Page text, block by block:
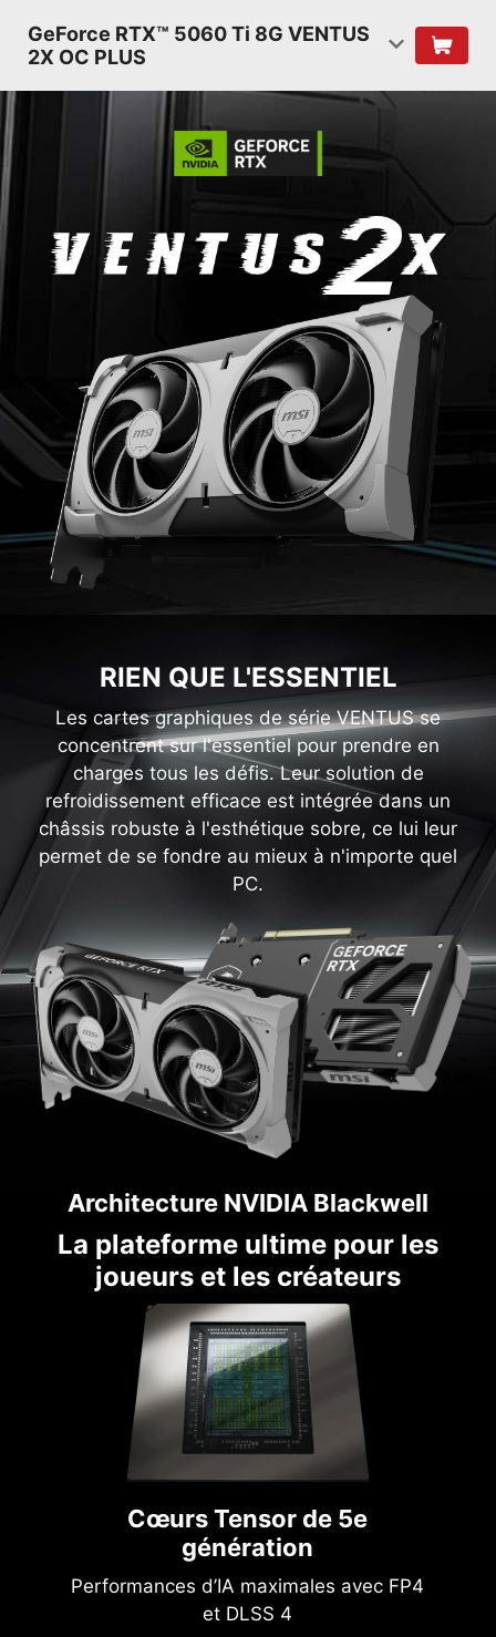
GeForce RTX™ 5060 Ti 8G VENTUS
2X OC PLUS
RIEN QUE L'ESSENTIEL
Les cartes graphiques de série VENTUS se
concentrent sur l'essentiel pour prendre en
charges tous les défis. Leur solution de
refroidissement efficace est intégrée dans un
châssis robuste à l'esthétique sobre, ce lui leur
permet de se fondre au mieux à n'importe quel
PC.
Architecture NVIDIA Blackwell
La plateforme ultime pour les
joueurs et les créateurs
Cœurs Tensor de 5e
génération
Performances d’IA maximales avec FP4
et DLSS 4